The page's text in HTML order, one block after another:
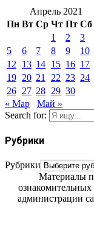
Апрель 2021
Пн Вт Ср Чт Пт Сб
1
2 3
5
6 7 8 9 10
12
13 14 15 16 17
19 20 21 22 23 24
26 27 28 29 30
« Мар
Май »
Search for:
Рубрики
Рубрики
Материалы
администрации